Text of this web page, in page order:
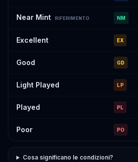
Near Mint RIFERIMENTO NM
Excellent EX
Good GD
Light Played LP
Played PL
Poor PO
Cosa significano le condizioni?